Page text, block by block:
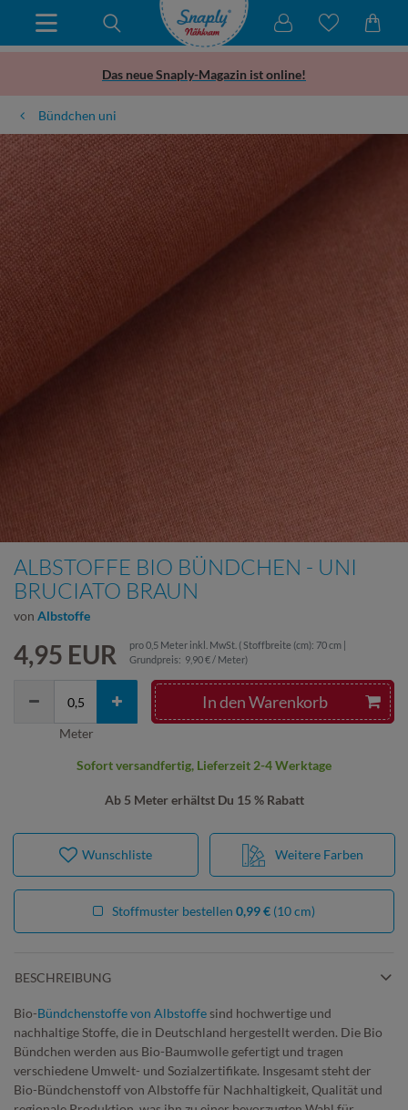
Das neue Snaply-Magazin ist online!
Bündchen uni
ALBSTOFFE BIO BÜNDCHEN - UNI
BRUCIATO BRAUN
von Albstoffe
4,95 EUR pro0,5 Meter inkl. MwSt. ( Stoffbreite (cm): 70 cm |
Grundpreis: 9,90 € / Meter)
Ab 5 Meter erhältst Du 15 % Rabatt
In den Warenkorb
Meter
Sofort versandfertig, Lieferzeit 2-4 Werktage
Weitere Farben
Wunschliste
Stoffmuster bestellen 0,99 € (10 cm)
BESCHREIBUNG
Bio-Bündchenstoffe von Albstoffe sind hochwertige und
nachhaltige Stoffe, die in Deutschland hergestellt werden. Die Bio
Bündchen werden aus Bio-Baumwolle gefertigt und tragen
verschiedene Umwelt- und Sozialzertifikate. Insgesamt steht der
Bio-Bündchenstoff von Albstoffe für Nachhaltigkeit, Qualität und